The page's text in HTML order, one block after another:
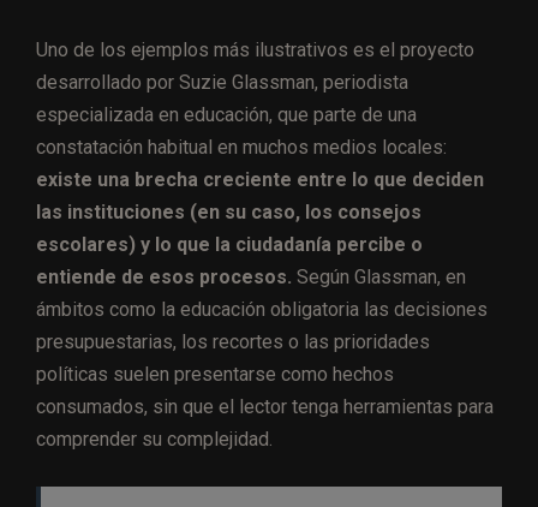
Uno de los ejemplos más ilustrativos es el proyecto
desarrollado por Suzie Glassman, periodista
especializada en educación, que parte de una
constatación habitual en muchos medios locales:
existe una brecha creciente entre lo que deciden
las instituciones (en su caso, los consejos
escolares) y lo que la ciudadanía percibe o
entiende de esos procesos. Según Glassman, en
ámbitos como la educación obligatoria las decisiones
presupuestarias, los recortes o las prioridades
políticas suelen presentarse como hechos
consumados, sin que el lector tenga herramientas para
comprender su complejidad.